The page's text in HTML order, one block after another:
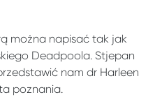
można napisać tak jak
Deadpoola. Stjepan
nam dr Harleen
poznania.